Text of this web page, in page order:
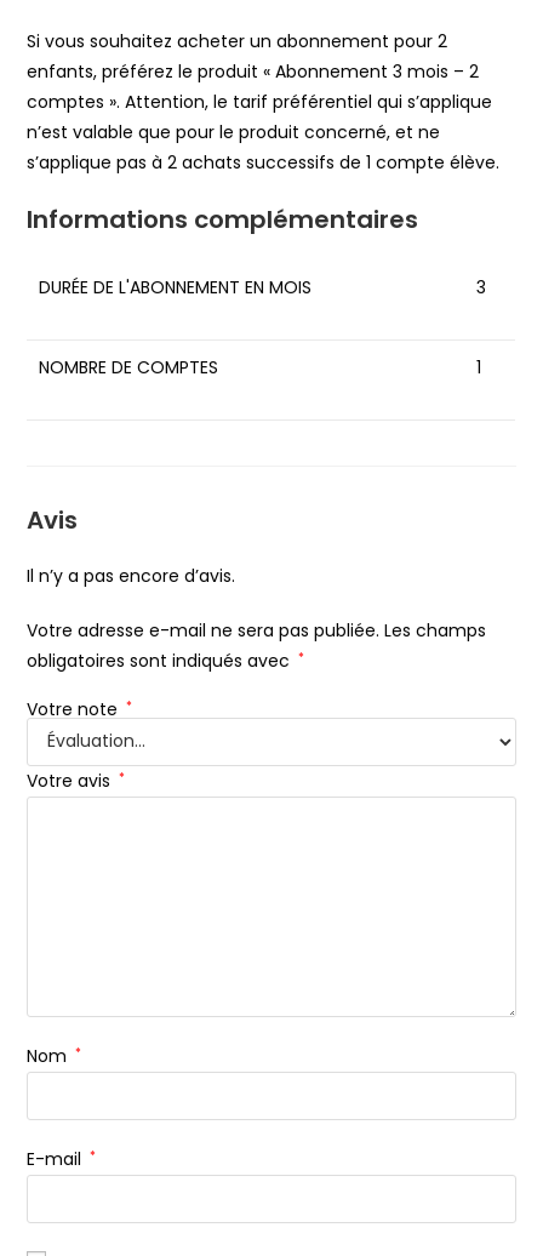
Si vous souhaitez acheter un abonnement pour 2
enfants, préférez le produit « Abonnement 3 mois – 2
comptes ». Attention, le tarif préférentiel qui s’applique
n’est valable que pour le produit concerné, et ne
s’applique pas à 2 achats successifs de 1 compte élève.
Informations complémentaires
DURÉE DE L'ABONNEMENT EN MOIS 3
NOMBRE DE COMPTES 1
Avis
Il n’y a pas encore d’avis.
Votre adresse e-mail ne sera pas publiée. Les champs
obligatoires sont indiqués avec *
Votre note *
Votre avis *
Nom *
E-mail *